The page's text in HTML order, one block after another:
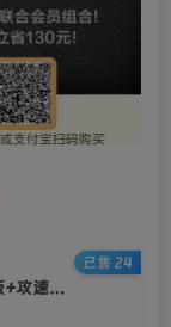
战神引擎-小兰插件【永恒火龙】本地验证版+攻速+安卓单端
已售 24